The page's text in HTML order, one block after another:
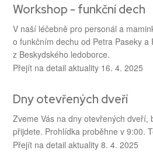
Workshop - funkční dech
V naší léčebně pro personál a
o funkčním dechu od Petra Paseky a
z Beskydského ledoborce.
Přejít na detail aktuality 16. 4. 2025
Dny otevřených dveří
Zveme Vás na dny otevřených dveří,
přijdete. Prohlídka proběhne v 9:00.
Přejít na detail aktuality 8. 4. 2025